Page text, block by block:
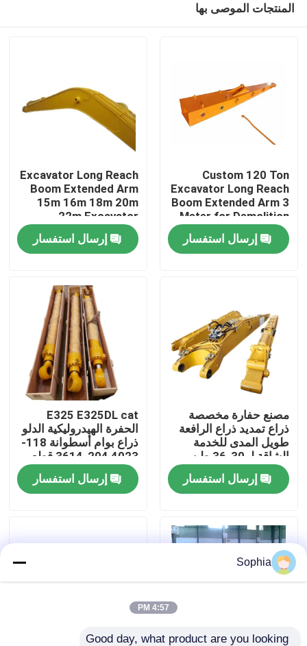
المنزل
فيديوهات
حولنا
جولة في المصنع
مراقبة الجودة
أخبار
الحفارات الغيار
المنتجات الموصى بها
Custom 120 Ton
Excavator Long Reach
Boom Extended Arm 3
Meter for Demolition
Dredging Projects
إرسال استفسار
Excavator Long Reach
Boom Extended Arm
15m 16m 18m 20m
22m Excavator
Attachment
إرسال استفسار
مصنع حفارة مخصصة
ذراع تمديد ذراع الرافعة
طويل المدى للخدمة
الشاقة لـ 30-36 طن
إرسال استفسار
E325 E325DL cat
الحفرة الهيدروليكية الدلو
ذراع بوام أسطوانة 118-
4023 204-3614 قطع
الغيار
إرسال استفسار
Sophia
4:57 PM
Good day, what product are you looking